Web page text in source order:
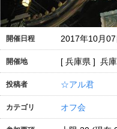
開催日程 2017年10月
開催地 [ 兵庫県 ] 兵
投稿者 ☆アル君
カテゴリ オフ会